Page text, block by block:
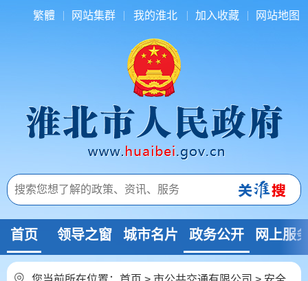
繁體 网站集群 我的淮北 加入收藏 网站地图
首页 领导之窗 城市名片 政务公开 网上服